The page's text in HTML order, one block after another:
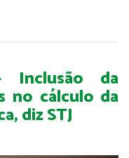
Inclusão da
no cálculo da
diz STJ